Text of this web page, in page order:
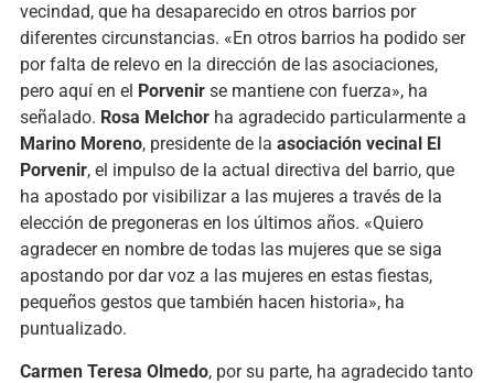
vecindad, que ha desaparecido en otros barrios por
diferentes circunstancias. «En otros barrios ha podido ser
por falta de relevo en la dirección de las asociaciones,
pero aquí en el Porvenirse mantiene con fuerza», ha
señalado. Rosa Melchorha agradecido particularmente a
Marino Moreno, presidente de la asociación vecinal El
Porvenir, el impulso de la actual directiva del barrio, que
ha apostado por visibilizar a las mujeres a través de la
elección de pregoneras en los últimos años. «Quiero
agradecer en nombre de todas las mujeres que se siga
apostando por dar voz a las mujeres en estas fiestas,
pequeños gestos que también hacen historia», ha
puntualizado.
Carmen Teresa Olmedo, por su parte, ha agradecido tanto